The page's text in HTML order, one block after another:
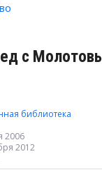
с
библиотека
2006
2012